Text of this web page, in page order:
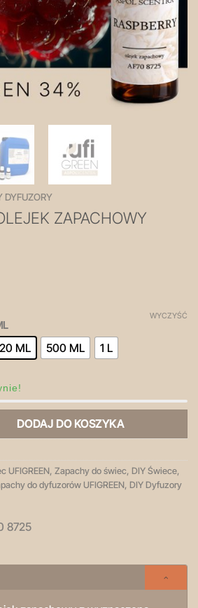
DYFUZORY
ZAPACHOWY
20 ML 500 ML 1 L
WYCZYŚĆ
DODAJ DO KOSZYKA
UFIGREEN, Zapachy do świec, DIY Świece,
do dyfuzorów UFIGREEN, DIY Dyfuzory
8725